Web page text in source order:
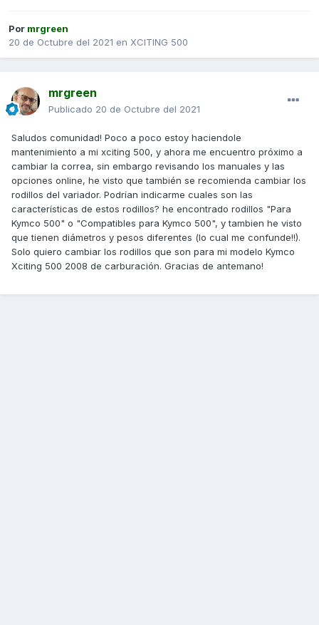
Por mrgreen
20 de Octubre del 2021 en XCITING 500
mrgreen
Publicado 20 de Octubre del 2021
Saludos comunidad! Poco a poco estoy haciendole
mantenimiento a mi xciting 500, y ahora me encuentro próximo a
cambiar la correa, sin embargo revisando los manuales y las
opciones online, he visto que también se recomienda cambiar los
rodillos del variador. Podrían indicarme cuales son las
características de estos rodillos? he encontrado rodillos "Para
Kymco 500" o "Compatibles para Kymco 500", y tambien he visto
que tienen diámetros y pesos diferentes (lo cual me confunde!!).
Solo quiero cambiar los rodillos que son para mi modelo Kymco
Xciting 500 2008 de carburación. Gracias de antemano!